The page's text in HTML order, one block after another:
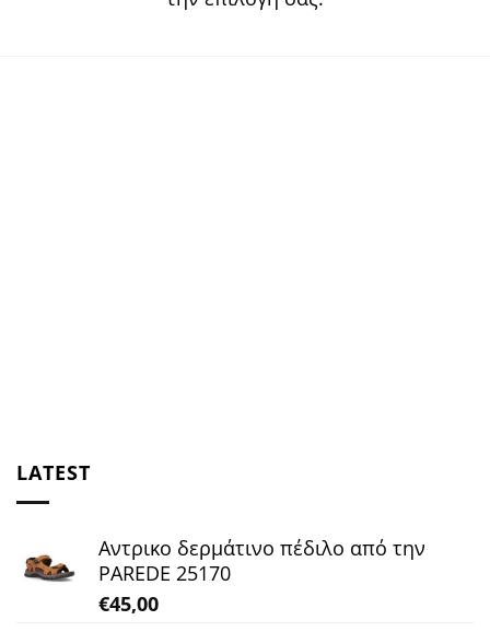
LATEST
Αντρικο δερμάτινο πέδιλο από την
PAREDE 25170
€45,00